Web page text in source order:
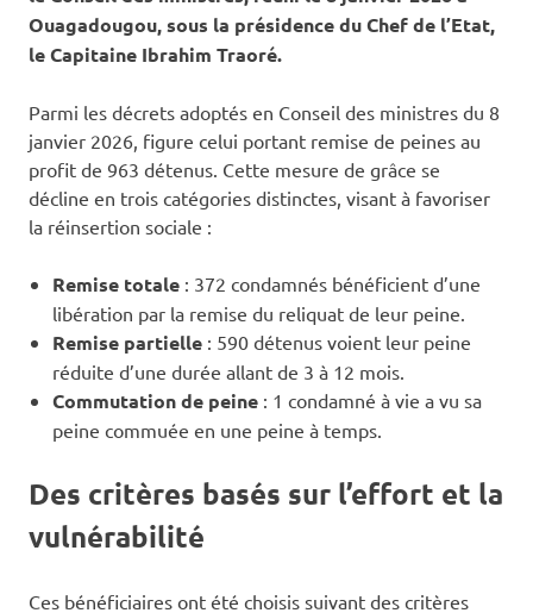
Ouagadougou, sous la présidence du Chef de l’Etat,
le Capitaine Ibrahim Traoré.
Parmi les décrets adoptés en Conseil des ministres du 8
janvier 2026, figure celui portant remise de peines au
profit de 963 détenus. Cette mesure de grâce se
décline en trois catégories distinctes, visant à favoriser
la réinsertion sociale :
Remise totale : 372 condamnés bénéficient d’une
libération par la remise du reliquat de leur peine.
Remise partielle : 590 détenus voient leur peine
réduite d’une durée allant de 3 à 12 mois.
Commutation de peine : 1 condamné à vie a vu sa
peine commuée en une peine à temps.
Des critères basés sur l’effort et la
vulnérabilité
Ces bénéficiaires ont été choisis suivant des critères